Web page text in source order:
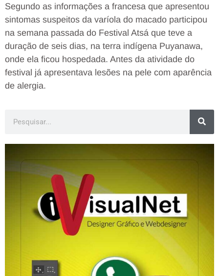
Segundo as informações a francesa que apresentou
sintomas suspeitos da varíola do macado participou
na semana passada do Festival Atsá que teve a
duração de seis dias, na terra indígena Puyanawa,
onde ela ficou hospedada. Antes da atividade do
festival já apresentava lesões na pele com aparência
de alergia.